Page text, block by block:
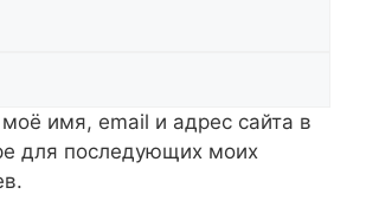
имя, email и адрес сайта в
для последующих моих